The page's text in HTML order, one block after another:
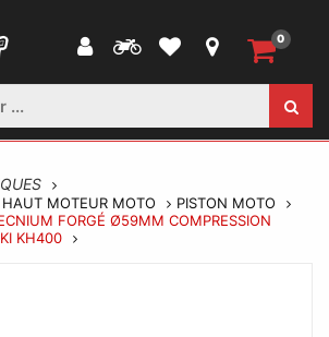
0
HAUT MOTEUR MOTO
PISTON MOTO
FORGÉ Ø59MM COMPRESSION
KH400